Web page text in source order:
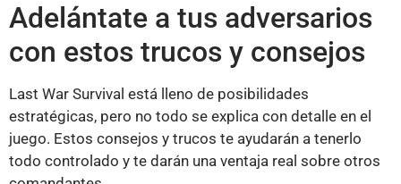
Adelántate a tus adversarios
con estos trucos y consejos
Last War Survival está lleno de posibilidades
estratégicas, pero no todo se explica con detalle en el
juego. Estos consejos y trucos te ayudarán a tenerlo
todo controlado y te darán una ventaja real sobre otros